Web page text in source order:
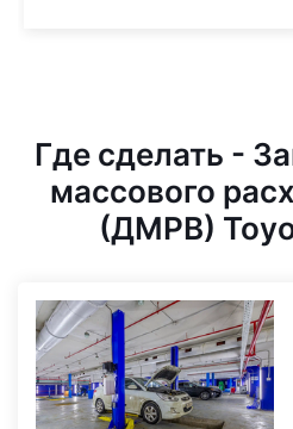
Где сделать -
массового
(ДМРВ)